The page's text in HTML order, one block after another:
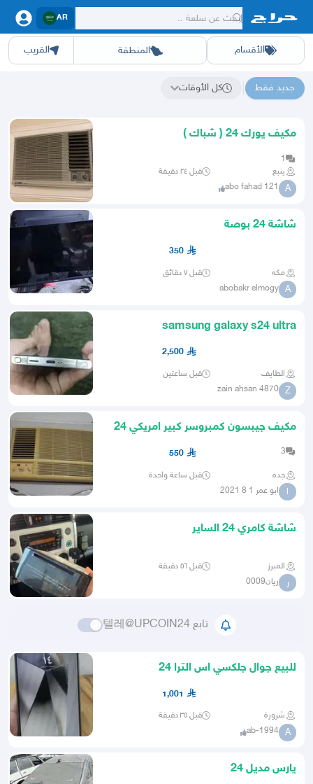
AR
الأقسام المنطقة القريب أجهزةعقار ديل وظائفالعابتدريب برمجةالحدائق الشرقيهجدهمكه المدينةالطايف حائلأبهاعسيرالباحة
جديد فقط كل الأوقات
مكيف يورك 24 ( شباك )
1
ينبع
قبل ٢٤ دقيقة
A
abo fahad 121
شاشة 24 بوصة
350
مكه قبل ٧ دقائق
A
abobakr elmogy
samsung galaxy s24 ultra
2,500
الطايف قبل ساعتين
Z
zain ahsan 4870
مكيف جيبسون كمبروسر كبير امريكي 24
شغاله حلوه سعر معقول 550
3
550
جده قبل ساعة واحدة
ا ابو عمر 1 8 2021
شاشة كامري 24 الساير
المبرز قبل ٥٦ دقيقة
ر ريان0009
تابع 텔레@UPCOIN24
للبيع جوال جلكسي اس الترا 24
1,001
شرورة قبل ٣٥ دقيقة
A
ab-1994
يارس مديل 24